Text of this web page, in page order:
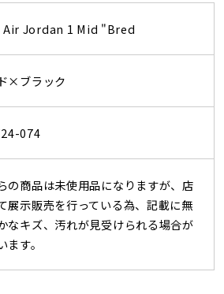
Air Jordan 1 Mid "Bred
×ブラック
074
の商品は未使用品になりますが、店
展示販売を行っている為、記載に無
なキズ、汚れが見受けられる場合が
ます。